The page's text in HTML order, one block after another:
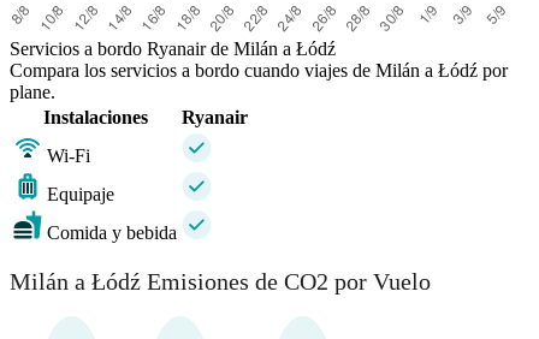
Servicios a bordo Ryanair de Milán a Łódź
Compara los servicios a bordo cuando viajes de Milán a Łódź por
plane.
Instalaciones
Ryanair
Wi-Fi
Equipaje
Comida y bebida
Milán a Łódź Emisiones de CO2 por Vuelo